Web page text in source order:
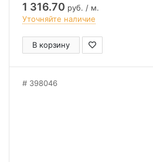
1 316.70 руб. / м.
Уточняйте наличие
В корзину
398046